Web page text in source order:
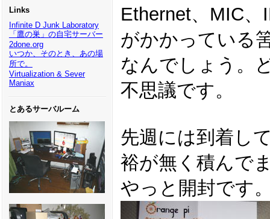
Links
Infinite D Junk Laboratory
「鷹の巣」の自宅サーバー
2done.org
いつか、そのとき、あの場
所で。
Virtualization & Sever
Maniax
とあるサーバルーム
Ethernet、MIC
がかかっている
なんでしょう。
不思議です。
先週には到着し
裕が無く積んで
やっと開封です